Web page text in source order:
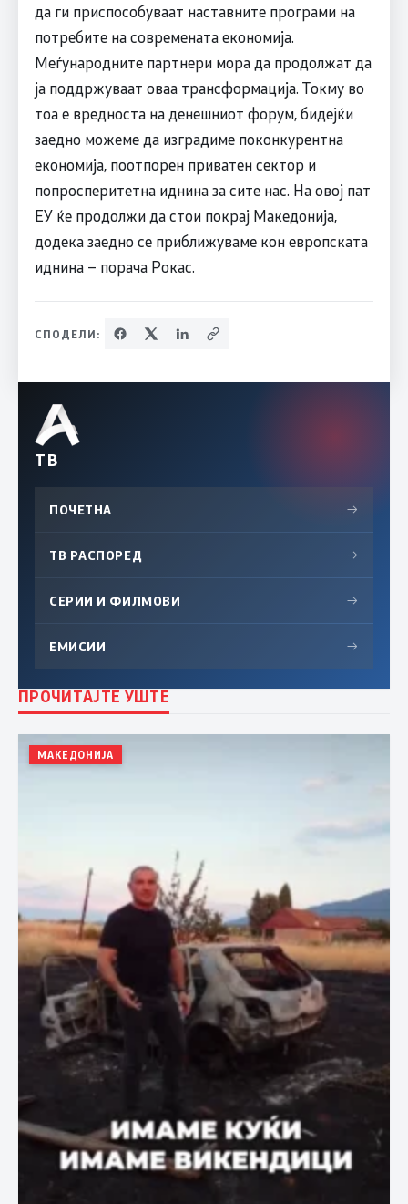
да ги приспособуваат наставните програми на
потребите на современата економија.
Меѓународните партнери мора да продолжат да
ја поддржуваат оваа трансформација. Токму во
тоа е вредноста на денешниот форум, бидејќи
заедно можеме да изградиме поконкурентна
економија, поотпорен приватен сектор и
попросперитетна иднина за сите нас. На овој пат
ЕУ ќе продолжи да стои покрај Македонија,
додека заедно се приближуваме кон европската
иднина – порача Рокас.
СПОДЕЛИ:
ТВ
ПОЧЕТНА →
ТВ РАСПОРЕД →
СЕРИИ И ФИЛМОВИ →
ЕМИСИИ →
ПРОЧИТАЈТЕ УШТЕ
МАКЕДОНИЈА